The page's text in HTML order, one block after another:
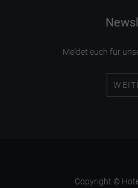
Meldet euch für
Copyright ©